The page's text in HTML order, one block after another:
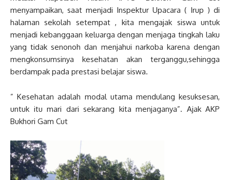
menyampaikan, saat menjadi Inspektur Upacara ( Irup ) di
halaman sekolah setempat , kita mengajak siswa untuk
menjadi kebanggaan keluarga dengan menjaga tingkah laku
yang tidak senonoh dan menjahui narkoba karena dengan
mengkonsumsinya kesehatan akan terganggu,sehingga
berdampak pada prestasi belajar siswa.
” Kesehatan adalah modal utama mendulang kesuksesan,
untuk itu mari dari sekarang kita menjaganya”. Ajak AKP
Bukhori Gam Cut